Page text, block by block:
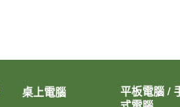
桌上電腦
平板電腦 /